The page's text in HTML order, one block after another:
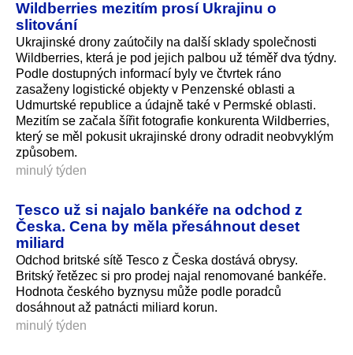
Wildberries mezitím prosí Ukrajinu o
slitování
Ukrajinské drony zaútočily na další sklady společnosti
Wildberries, která je pod jejich palbou už téměř dva týdny.
Podle dostupných informací byly ve čtvrtek ráno
zasaženy logistické objekty v Penzenské oblasti a
Udmurtské republice a údajně také v Permské oblasti.
Mezitím se začala šířit fotografie konkurenta Wildberries,
který se měl pokusit ukrajinské drony odradit neobvyklým
způsobem.
minulý týden
Tesco už si najalo bankéře na odchod z
Česka. Cena by měla přesáhnout deset
miliard
Odchod britské sítě Tesco z Česka dostává obrysy.
Britský řetězec si pro prodej najal renomované bankéře.
Hodnota českého byznysu může podle poradců
dosáhnout až patnácti miliard korun.
minulý týden